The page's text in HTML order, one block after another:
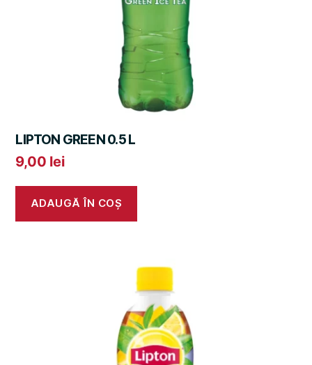
LIPTON GREEN 0.5 L
9,00 lei
ADAUGĂ ÎN COȘ